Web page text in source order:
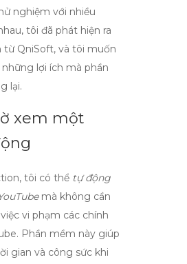
nghiệm với nhiều
tôi đã phát hiện ra
từ QniSoft, và tôi muốn
những lợi ích mà phần
lại.
xem một
, tôi có thể tự động
mà không cần
vi phạm các chính
Phần mềm này giúp
gian và công sức khi